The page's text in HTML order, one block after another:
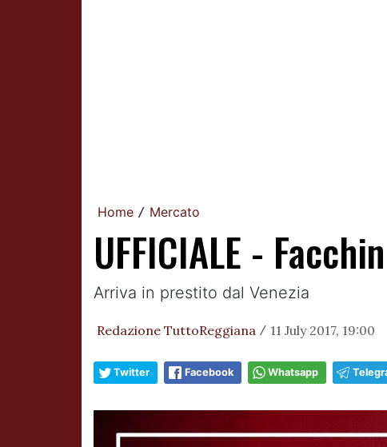
Home / Mercato
UFFICIALE -
Arriva in prestito dal Venezia
Redazione TuttoReggiana / 11 July 2017, 19:00
Twitter Facebook Whatsapp